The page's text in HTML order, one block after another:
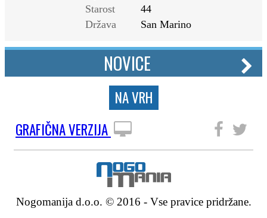
Starost
44
Država
San Marino
NOVICE
NA VRH
GRAFIČNA VERZIJA
Nogomanija d.o.o. © 2016 - Vse pravice pridržane.